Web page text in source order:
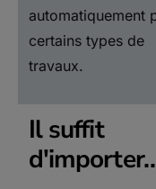
automatiquement
certains types de
travaux.
Il suffit